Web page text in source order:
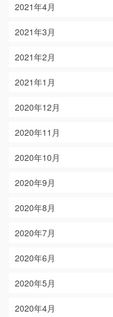
2021年4月
2021年3月
2021年2月
2021年1月
2020年12月
2020年11月
2020年10月
2020年9月
2020年8月
2020年7月
2020年6月
2020年5月
2020年4月